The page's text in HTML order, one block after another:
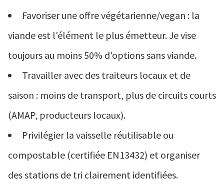
Favoriser une offre végétarienne/vegan : la
viande est l'élément le plus émetteur. Je vise
toujours au moins 50% d'options sans viande.
Travailler avec des traiteurs locaux et de
saison : moins de transport, plus de circuits courts
(AMAP, producteurs locaux).
Privilégier la vaisselle réutilisable ou
compostable (certifiée EN13432) et organiser
des stations de tri clairement identifiées.